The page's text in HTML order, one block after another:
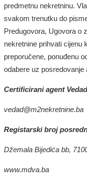
predmetnu nekretninu.
svakom trenutku do
Predugovora, Ugovora o
nekretnine prihvati cijenu
preporučene, ponuđenu
odabere uz posredovanje
Certificirani agent
vedad@m2nekretnine.ba
Registarski broj
Džemala Bijedića bb,
www.mdva.ba